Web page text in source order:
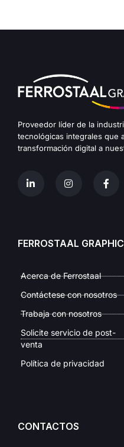
Proveedor líder de la
tecnológicas integrales que
transformación digital a
FERROSTAAL
Acerca de Ferrostaal
Contáctese con nosotros
Trabaja con nosotros
Solicite servicio de post-
venta
Política de privacidad
CONTACTOS